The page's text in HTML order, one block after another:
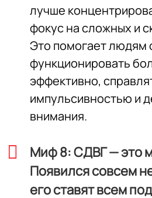
лучше
фокус на сложных и
Это помогает людям
функционировать
эффективно,
импульсивностью и
внимания.
Миф 8: СДВГ — это
Появился совсем
его ставят всем